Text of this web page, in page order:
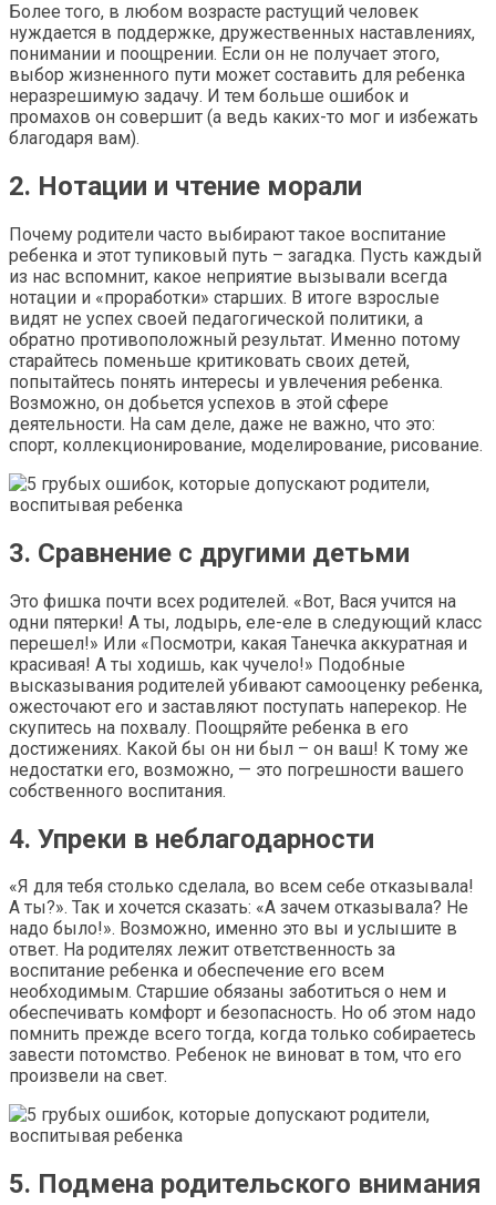
Более того, в любом возрасте растущий человек
нуждается в поддержке, дружественных наставлениях,
понимании и поощрении. Если он не получает этого,
выбор жизненного пути может составить для ребенка
неразрешимую задачу. И тем больше ошибок и
промахов он совершит (а ведь каких-то мог и избежать
благодаря вам).
2. Нотации и чтение морали
Почему родители часто выбирают такое воспитание
ребенка и этот тупиковый путь – загадка. Пусть каждый
из нас вспомнит, какое неприятие вызывали всегда
нотации и «проработки» старших. В итоге взрослые
видят не успех своей педагогической политики, а
обратно противоположный результат. Именно потому
старайтесь поменьше критиковать своих детей,
попытайтесь понять интересы и увлечения ребенка.
Возможно, он добьется успехов в этой сфере
деятельности. На сам деле, даже не важно, что это:
спорт, коллекционирование, моделирование, рисование.
3. Сравнение с другими детьми
Это фишка почти всех родителей. «Вот, Вася учится на
одни пятерки! А ты, лодырь, еле-еле в следующий класс
перешел!» Или «Посмотри, какая Танечка аккуратная и
красивая! А ты ходишь, как чучело!» Подобные
высказывания родителей убивают самооценку ребенка,
ожесточают его и заставляют поступать наперекор. Не
скупитесь на похвалу. Поощряйте ребенка в его
достижениях. Какой бы он ни был – он ваш! К тому же
недостатки его, возможно, — это погрешности вашего
собственного воспитания.
4. Упреки в неблагодарности
«Я для тебя столько сделала, во всем себе отказывала!
А ты?». Так и хочется сказать: «А зачем отказывала? Не
надо было!». Возможно, именно это вы и услышите в
ответ. На родителях лежит ответственность за
воспитание ребенка и обеспечение его всем
необходимым. Старшие обязаны заботиться о нем и
обеспечивать комфорт и безопасность. Но об этом надо
помнить прежде всего тогда, когда только собираетесь
завести потомство. Ребенок не виноват в том, что его
произвели на свет.
5. Подмена родительского внимания